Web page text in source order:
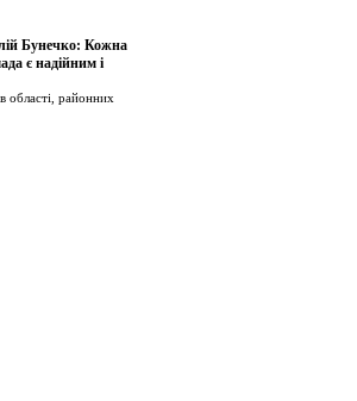
Бунечко: Кожна
є надійним і
області, районних